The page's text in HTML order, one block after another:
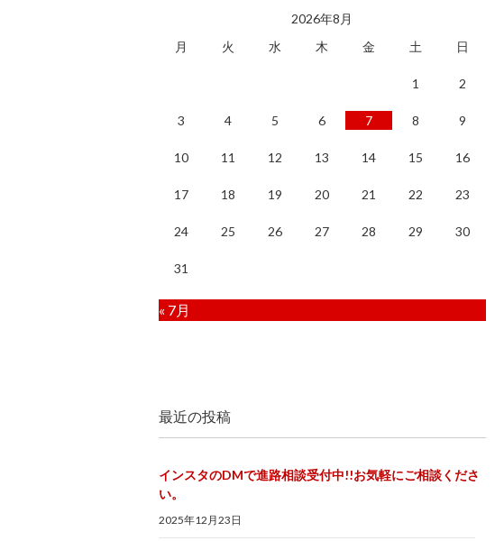
2026年8月
月
火 水 木 金 土 日
1 2
3 4 5 6 7 8 9
10 11 12 13 14 15 16
17 18 19 20 21 22 23
24 25 26 27 28 29 30
31
« 7月
最近の投稿
インスタのDMで進路相談受付中!!お気軽にご相談くださ
い。
2025年12月23日